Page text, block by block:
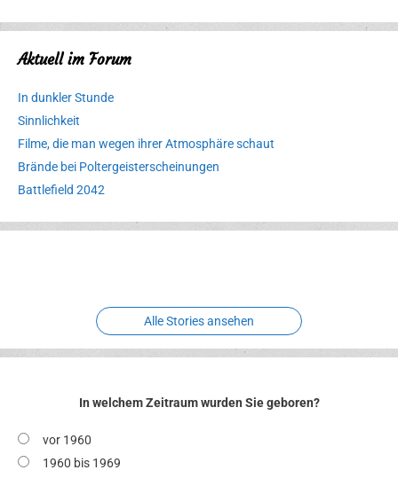
Aktuell im Forum
In dunkler Stunde
Sinnlichkeit
Filme, die man wegen ihrer Atmosphäre schaut
Brände bei Poltergeisterscheinungen
Battlefield 2042
Erlebnispark
Verbotene
Alle Stories ansehen
In welchem Zeitraum wurden Sie geboren?
vor 1960
1960 bis 1969